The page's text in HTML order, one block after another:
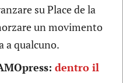
su Place de la
un movimento
a qualcuno.
dentro il